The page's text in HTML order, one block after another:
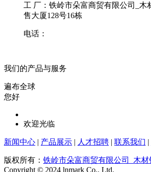
工 厂：铁岭市朵富商贸有限公司_木
售大厦128号16栋
电话：
我们的产品与服务
遍布全球
您好
欢迎光临
新闻中心 | 产品展示 | 人才招聘 | 联系我们 |
版权所有： 铁岭市朵富商贸有限公司_木
Copyright © 2024 lnmark Co., Ltd.